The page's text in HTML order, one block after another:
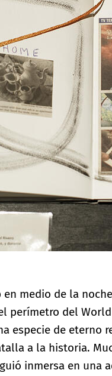
medio de la
perímetro del World
especie de eterno
a la historia.
inmersa en una